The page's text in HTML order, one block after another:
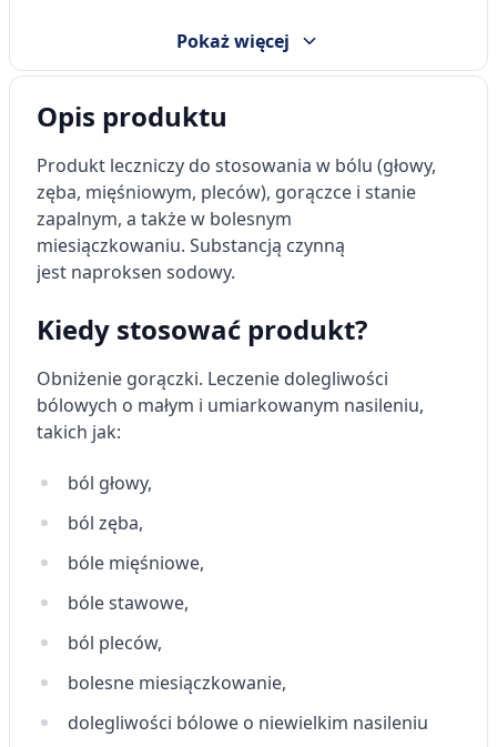
21,39 zł
Pokaż więcej
Opis produktu
Produkt leczniczy do stosowania w bólu (głowy,
zęba, mięśniowym, pleców), gorączce i stanie
zapalnym, a także w bolesnym
miesiączkowaniu. Substancją czynną
jest naproksen sodowy.
Kiedy stosować produkt?
Obniżenie gorączki. Leczenie dolegliwości
bólowych o małym i umiarkowanym nasileniu,
takich jak:
ból głowy,
ból zęba,
bóle mięśniowe,
bóle stawowe,
ból pleców,
bolesne miesiączkowanie,
dolegliwości bólowe o niewielkim nasileniu